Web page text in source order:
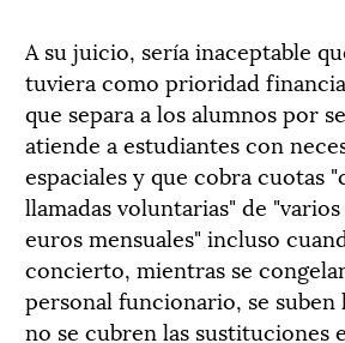
A su juicio, sería inaceptable
tuviera como prioridad
que separa a los alumnos por
atiende a estudiantes con
espaciales y que cobra cuotas
llamadas voluntarias" de
euros mensuales" incluso
concierto, mientras se
personal funcionario, se suben
no se cubren las sustituciones